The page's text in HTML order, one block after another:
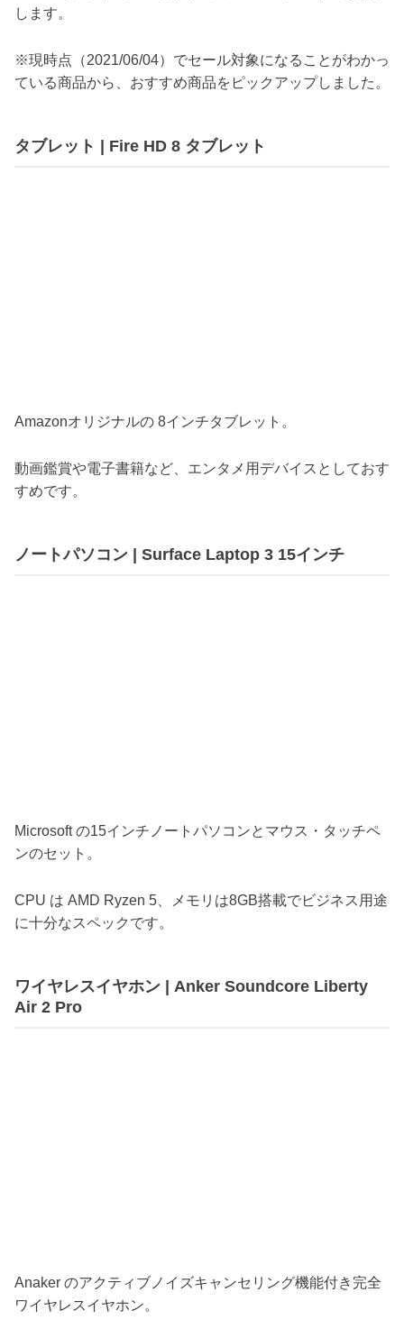
します。
※現時点（2021/06/04）でセール対象になることがわかっ
ている商品から、おすすめ商品をピックアップしました。
タブレット | Fire HD 8 タブレット
Amazonオリジナルの 8インチタブレット。
動画鑑賞や電子書籍など、エンタメ用デバイスとしておす
すめです。
ノートパソコン | Surface Laptop 3 15インチ
Microsoft の15インチノートパソコンとマウス・タッチペ
ンのセット。
CPU は AMD Ryzen 5、メモリは8GB搭載でビジネス用途
に十分なスペックです。
ワイヤレスイヤホン | Anker Soundcore Liberty
Air 2 Pro
Anaker のアクティブノイズキャンセリング機能付き完全
ワイヤレスイヤホン。